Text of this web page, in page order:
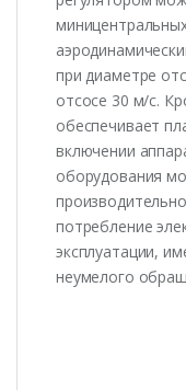
при диаметре
отсосе 30 м/с.
обеспечивает
включении
оборудования
потребление
эксплуатации,
неумелого